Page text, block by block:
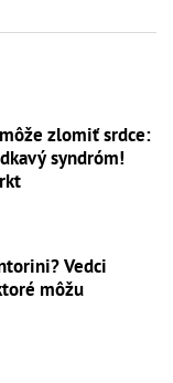
zlomiť srdce:
syndróm!
Vedci
môžu